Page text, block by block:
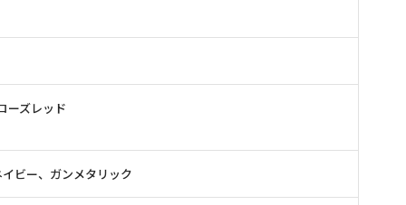
ーズレッド
ビー、ガンメタリック